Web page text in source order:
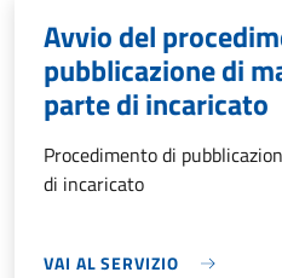
Avvio del
pubblicazione di
parte di incaricato
Procedimento di
di incaricato
VAI AL SERVIZIO